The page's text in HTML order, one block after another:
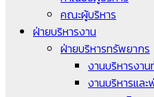
คณะผู้บริหาร
ฝ่ายบริหารงาน
ฝ่ายบริหารทรัพยากร
งานบริหารงาน
งานบริหารแล